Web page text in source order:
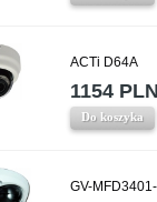
ACTi D64A
1154
Do koszyka
GV-